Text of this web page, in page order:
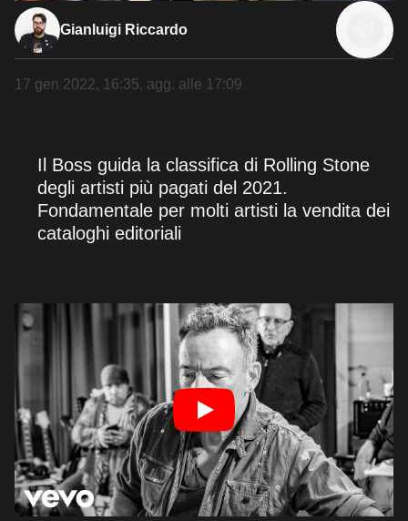
Gianluigi Riccardo
17 gen 2022, 16:35, agg. alle 17:09
Il Boss guida la classifica di Rolling Stone
degli artisti più pagati del 2021.
Fondamentale per molti artisti la vendita dei
cataloghi editoriali